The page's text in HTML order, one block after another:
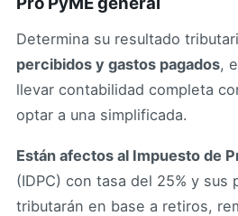
Determina su resultado
percibidos y gastos pagados,
llevar contabilidad completa
optar a una simplificada.
Están afectos al Impuesto de
(IDPC) con tasa del 25% y sus
tributarán en base a retiros,